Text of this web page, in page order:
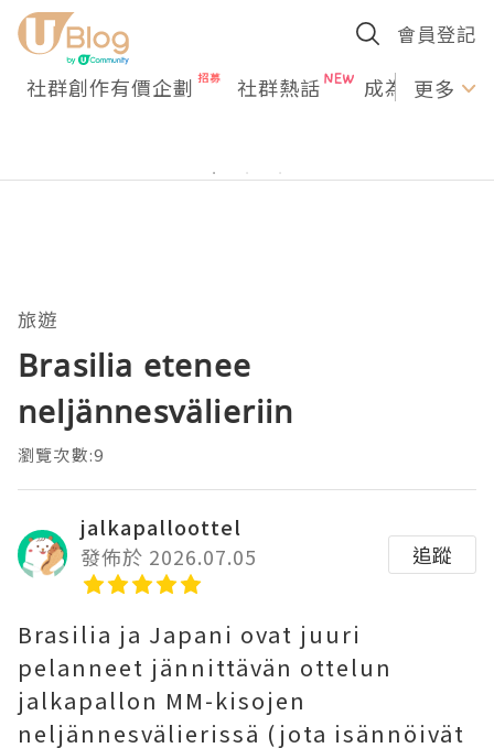
會員登記
社群創作有價企劃 社群熱話 成為U更多
旅遊
Brasilia etenee
neljännesvälieriin
瀏覽次數:9
jalkapalloottel
發佈於 2026.07.05
追蹤
Brasilia ja Japani ovat juuri
pelanneet jännittävän ottelun
jalkapallon MM-kisojen
neljännesvälierissä (jota isännöivät